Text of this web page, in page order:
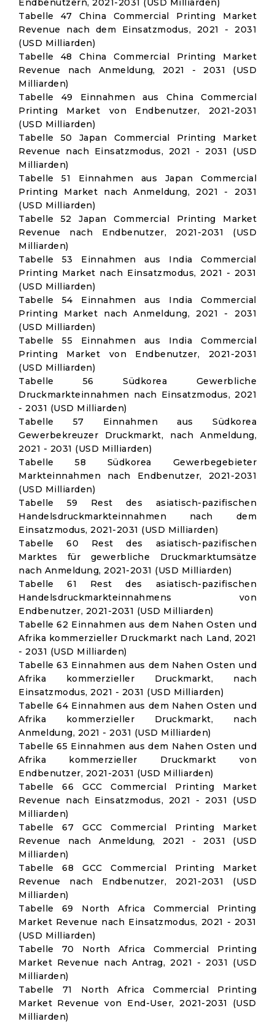
Endbenutzern, 2021-2031 (USD Milliarden)
Tabelle 47 China Commercial Printing Market
Revenue nach dem Einsatzmodus, 2021 - 2031
(USD Milliarden)
Tabelle 48 China Commercial Printing Market
Revenue nach Anmeldung, 2021 - 2031 (USD
Milliarden)
Tabelle 49 Einnahmen aus China Commercial
Printing Market von Endbenutzer, 2021-2031
(USD Milliarden)
Tabelle 50 Japan Commercial Printing Market
Revenue nach Einsatzmodus, 2021 - 2031 (USD
Milliarden)
Tabelle 51 Einnahmen aus Japan Commercial
Printing Market nach Anmeldung, 2021 - 2031
(USD Milliarden)
Tabelle 52 Japan Commercial Printing Market
Revenue nach Endbenutzer, 2021-2031 (USD
Milliarden)
Tabelle 53 Einnahmen aus India Commercial
Printing Market nach Einsatzmodus, 2021 - 2031
(USD Milliarden)
Tabelle 54 Einnahmen aus India Commercial
Printing Market nach Anmeldung, 2021 - 2031
(USD Milliarden)
Tabelle 55 Einnahmen aus India Commercial
Printing Market von Endbenutzer, 2021-2031
(USD Milliarden)
Tabelle 56 Südkorea Gewerbliche
Druckmarkteinnahmen nach Einsatzmodus, 2021
- 2031 (USD Milliarden)
Tabelle 57 Einnahmen aus Südkorea
Gewerbekreuzer Druckmarkt, nach Anmeldung,
2021 - 2031 (USD Milliarden)
Tabelle 58 Südkorea Gewerbegebieter
Markteinnahmen nach Endbenutzer, 2021-2031
(USD Milliarden)
Tabelle 59 Rest des asiatisch-pazifischen
Handelsdruckmarkteinnahmen nach dem
Einsatzmodus, 2021-2031 (USD Milliarden)
Tabelle 60 Rest des asiatisch-pazifischen
Marktes für gewerbliche Druckmarktumsätze
nach Anmeldung, 2021-2031 (USD Milliarden)
Tabelle 61 Rest des asiatisch-pazifischen
Handelsdruckmarkteinnahmens von
Endbenutzer, 2021-2031 (USD Milliarden)
Tabelle 62 Einnahmen aus dem Nahen Osten und
Afrika kommerzieller Druckmarkt nach Land, 2021
- 2031 (USD Milliarden)
Tabelle 63 Einnahmen aus dem Nahen Osten und
Afrika kommerzieller Druckmarkt, nach
Einsatzmodus, 2021 - 2031 (USD Milliarden)
Tabelle 64 Einnahmen aus dem Nahen Osten und
Afrika kommerzieller Druckmarkt, nach
Anmeldung, 2021 - 2031 (USD Milliarden)
Tabelle 65 Einnahmen aus dem Nahen Osten und
Afrika kommerzieller Druckmarkt von
Endbenutzer, 2021-2031 (USD Milliarden)
Tabelle 66 GCC Commercial Printing Market
Revenue nach Einsatzmodus, 2021 - 2031 (USD
Milliarden)
Tabelle 67 GCC Commercial Printing Market
Revenue nach Anmeldung, 2021 - 2031 (USD
Milliarden)
Tabelle 68 GCC Commercial Printing Market
Revenue nach Endbenutzer, 2021-2031 (USD
Milliarden)
Tabelle 69 North Africa Commercial Printing
Market Revenue nach Einsatzmodus, 2021 - 2031
(USD Milliarden)
Tabelle 70 North Africa Commercial Printing
Market Revenue nach Antrag, 2021 - 2031 (USD
Milliarden)
Tabelle 71 North Africa Commercial Printing
Market Revenue von End-User, 2021-2031 (USD
Milliarden)